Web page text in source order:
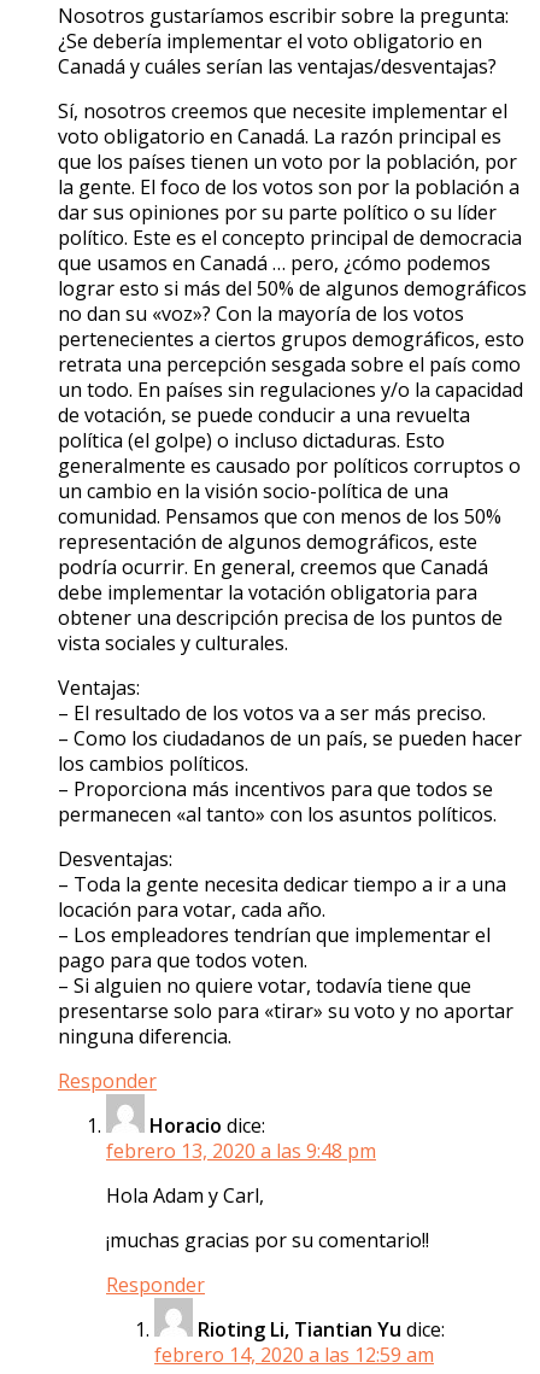
Nosotros gustaríamos escribir sobre la pregunta:
¿Se debería implementar el voto obligatorio en
Canadá y cuáles serían las ventajas/desventajas?
Sí, nosotros creemos que necesite implementar el
voto obligatorio en Canadá. La razón principal es
que los países tienen un voto por la población, por
la gente. El foco de los votos son por la población a
dar sus opiniones por su parte político o su líder
político. Este es el concepto principal de democracia
que usamos en Canadá … pero, ¿cómo podemos
lograr esto si más del 50% de algunos demográficos
no dan su «voz»? Con la mayoría de los votos
pertenecientes a ciertos grupos demográficos, esto
retrata una percepción sesgada sobre el país como
un todo. En países sin regulaciones y/o la capacidad
de votación, se puede conducir a una revuelta
política (el golpe) o incluso dictaduras. Esto
generalmente es causado por políticos corruptos o
un cambio en la visión socio-política de una
comunidad. Pensamos que con menos de los 50%
representación de algunos demográficos, este
podría ocurrir. En general, creemos que Canadá
debe implementar la votación obligatoria para
obtener una descripción precisa de los puntos de
vista sociales y culturales.
Ventajas:
– El resultado de los votos va a ser más preciso.
– Como los ciudadanos de un país, se pueden hacer
los cambios políticos.
– Proporciona más incentivos para que todos se
permanecen «al tanto» con los asuntos políticos.
Desventajas:
– Toda la gente necesita dedicar tiempo a ir a una
locación para votar, cada año.
– Los empleadores tendrían que implementar el
pago para que todos voten.
– Si alguien no quiere votar, todavía tiene que
presentarse solo para «tirar» su voto y no aportar
ninguna diferencia.
Responder
Horacio dice:
febrero 13, 2020 a las 9:48 pm
Hola Adam y Carl,
¡muchas gracias por su comentario!!
Responder
Rioting Li, Tiantian Yu dice:
febrero 14, 2020 a las 12:59 am